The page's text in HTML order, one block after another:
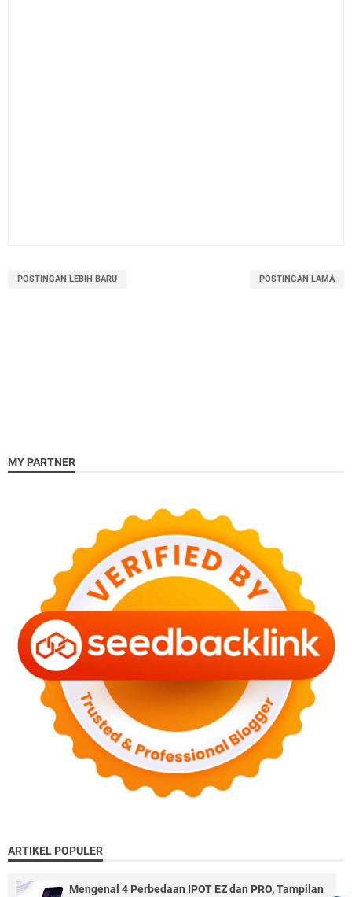
POSTINGAN LEBIH BARU POSTINGAN LAMA
MY PARTNER
ARTIKEL POPULER
Mengenal 4 Perbedaan IPOT EZ dan PRO, Tampilan